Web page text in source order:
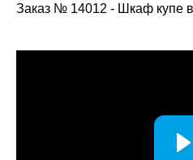
Заказ № 14012 - Шкаф купе в